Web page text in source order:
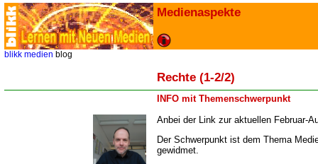
Medienaspekte
blikk medien blog
Rechte (1-2/2)
INFO mit Themenschwerpunkt
Anbei der Link zur aktuellen Februar-
Der Schwerpunkt ist dem Thema
gewidmet.